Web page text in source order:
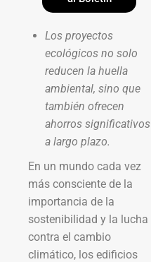
Los proyectos
ecológicos no solo
reducen la huella
ambiental, sino que
también ofrecen
ahorros significativos
a largo plazo.
En un mundo cada vez
más consciente de la
importancia de la
sostenibilidad y la lucha
contra el cambio
climático, los edificios